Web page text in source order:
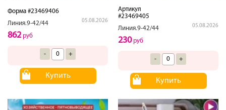
Форма #23469406
Линия.9-42/44
05.08.2026
862руб
- +
Купить
Артикул
#23469405
Линия.9-42/44
05.08.2026
230руб
- +
Купить